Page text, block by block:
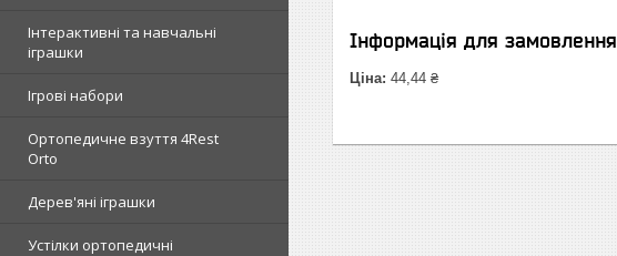
Інтерактивні та навчальні
іграшки
Ігрові набори
Ортопедичне взуття 4Rest
Orto
Дерев'яні іграшки
Устілки ортопедичні
Інформація для замовлення
Ціна: 44,44 ₴